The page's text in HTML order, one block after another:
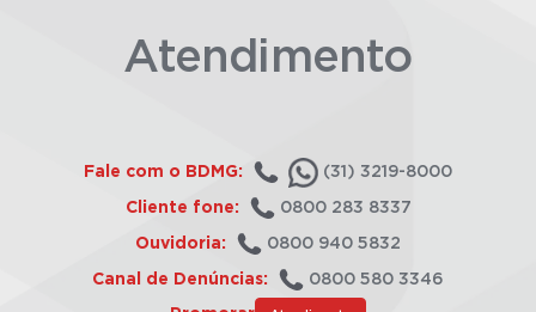
Atendimento
Fale com o BDMG: (31) 3219-8000
Cliente fone: 0800 283 8337
Ouvidoria: 0800 940 5832
Canal de Denúncias: 0800 580 3346